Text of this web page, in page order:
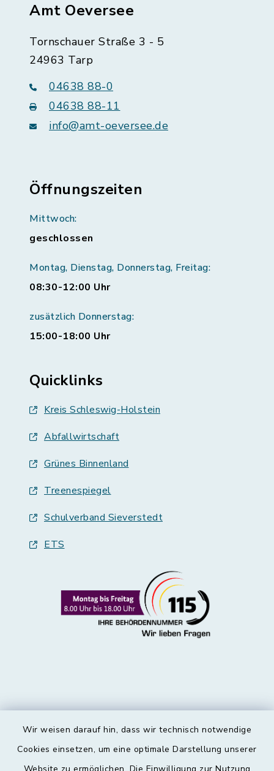
Wir weisen darauf hin, dass wir technisch notwendige
Cookies einsetzen, um eine optimale Darstellung unserer
Amt Oeversee
Tornschauer Straße 3 - 5
24963 Tarp
04638 88-0
04638 88-11
info@amt-oeversee.de
Öffnungszeiten
Mittwoch:
geschlossen
Montag, Dienstag, Donnerstag, Freitag:
08:30-12:00 Uhr
zusätzlich Donnerstag:
15:00-18:00 Uhr
Quicklinks
Kreis Schleswig-Holstein
Abfallwirtschaft
Grünes Binnenland
Treenespiegel
Schulverband Sieverstedt
ETS
Kontakt